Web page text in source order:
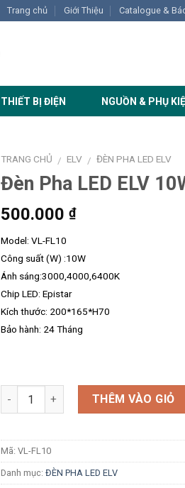
Trang chủ Giới Thiệu Catalogue &
THIẾT BỊ ĐIỆN NGUỒN & PHỤ
TRANG CHỦ / ELV / ĐÈN PHA LED ELV
Đèn Pha LED ELV
500.000 ₫
Model: VL-FL10
Công suất (W) :10W
Ánh sáng:3000,4000,6400K
Chip LED: Epistar
Kích thước: 200*165*H70
Bảo hành: 24 Tháng
Số lượng THÊM VÀO GIỎ
Mã: VL-FL10
Danh mục: ĐÈN PHA LED ELV